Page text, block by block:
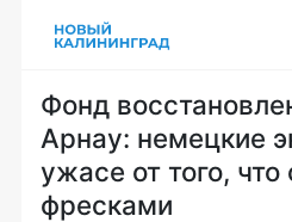
Фонд
Арнау: немецкие
ужасе от того, что
фресками